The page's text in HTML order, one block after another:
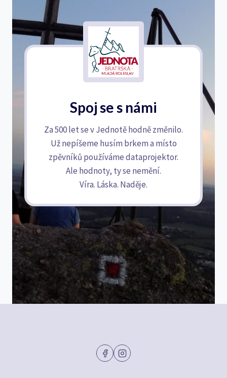
Spoj se s námi
Za 500 let se v Jednotě hodně změnilo.
Už nepíšeme husím brkem a místo
zpěvníků používáme dataprojektor.
Ale hodnoty, ty se nemění.
Víra. Láska. Naděje.